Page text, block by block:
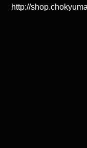
http://